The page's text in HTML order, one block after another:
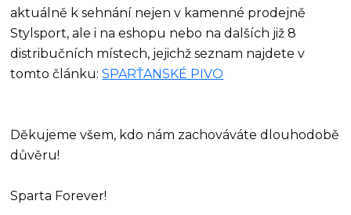
aktuálně k sehnání nejen v kamenné prodejně
Stylsport, ale i na eshopu nebo na dalších již 8
distribučních místech, jejichž seznam najdete v
tomto článku:SPARŤANSKÉ PIVO
Děkujeme všem, kdo nám zachováváte dlouhodobě
důvěru!
Sparta Forever!